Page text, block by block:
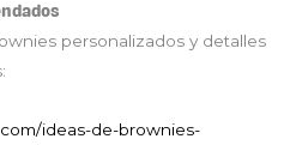
personalizados y detalles
ideas-de-brownies-